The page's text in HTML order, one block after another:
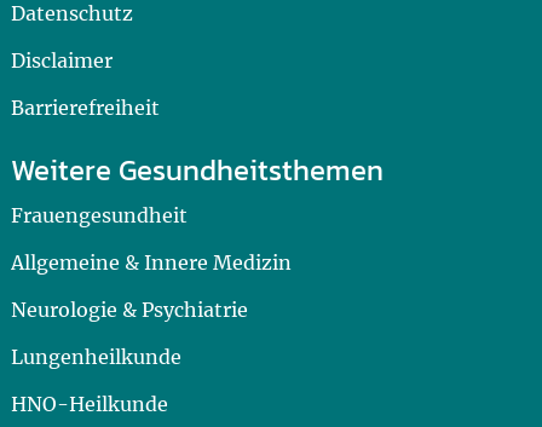
Datenschutz
Disclaimer
Barrierefreiheit
Weitere Gesundheitsthemen
Frauengesundheit
Allgemeine & Innere Medizin
Neurologie & Psychiatrie
Lungenheilkunde
HNO-Heilkunde